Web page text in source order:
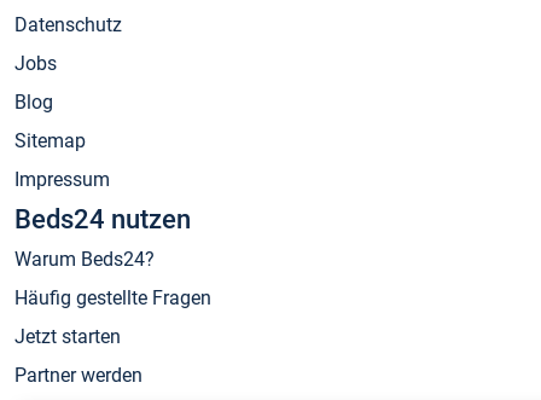
Datenschutz
Jobs
Blog
Sitemap
Impressum
Beds24 nutzen
Warum Beds24?
Häufig gestellte Fragen
Jetzt starten
Partner werden